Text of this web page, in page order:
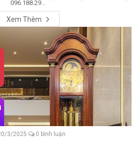
096.188.29...
Xem Thêm
3/2025 0 bình luận